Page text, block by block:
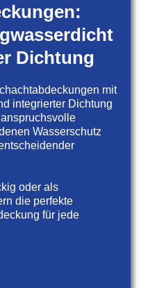
Dichtung
mit
integrierter Dichtung
Wasserschutz
oder als
die perfekte
für jede